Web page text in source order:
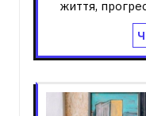
життя,